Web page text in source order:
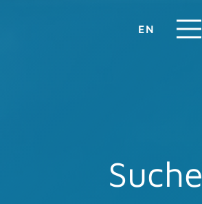
EN
Suche